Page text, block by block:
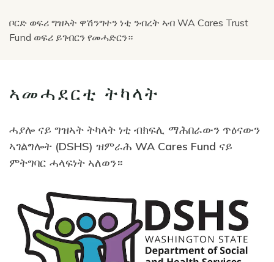
ቦርድ ወፍሪ ግዝኣት ዋሽንግተን ነቲ ንብረት ኣብ WA Cares Trust
Fund ወፍሪ ይገብርን የመሓድርን።
ኣመሓደርቲ ትካላት
ሓያሎ ናይ ግዝኣት ትካላት ነቲ ብክፍሊ ማሕበራውን ጥዕናውን
ኣገልግሎት (DSHS) ዝምራሕ WA Cares Fund ናይ
ምትግባር ሓላፍነት ኣለወን።